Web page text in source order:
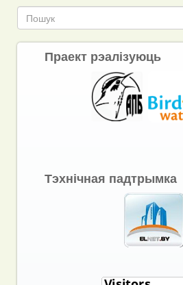
Праект рэалізуюць
Тэхнічная падтрымка